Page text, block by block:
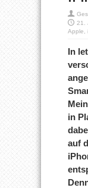
21.
Apple
In
in
auf